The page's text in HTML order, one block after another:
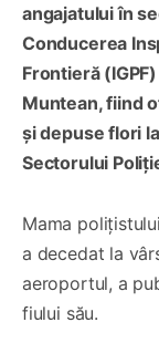
angajatului în
Conducerea
Frontieră
Muntean, fiind
și depuse flori
Sectorului
Mama
a decedat la
aeroportul, a
fiului său.